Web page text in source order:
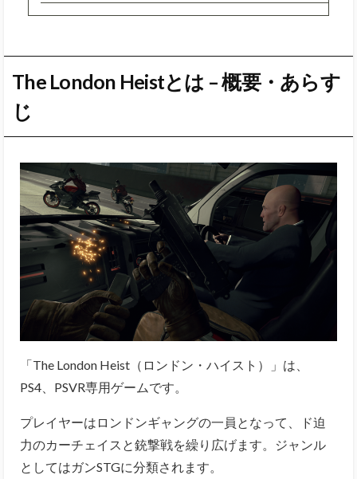
The London Heistとは – 概要・あらす
じ
「The London Heist（ロンドン・ハイスト）」は、
PS4、PSVR専用ゲームです。
プレイヤーはロンドンギャングの一員となって、ド迫
力のカーチェイスと銃撃戦を繰り広げます。ジャンル
としてはガンSTGに分類されます。